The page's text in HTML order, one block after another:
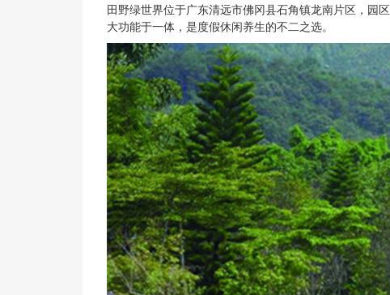
田野绿世界位于广东清远市佛冈县石角镇龙南片区，园
大功能于一体，是度假休闲养生的不二之选。